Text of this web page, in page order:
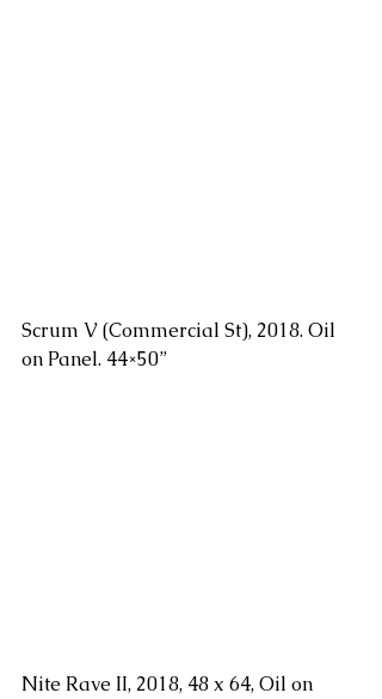
Scrum V (Commercial St), 2018. Oil
on Panel. 44×50”
Nite Rave II, 2018, 48 x 64, Oil on